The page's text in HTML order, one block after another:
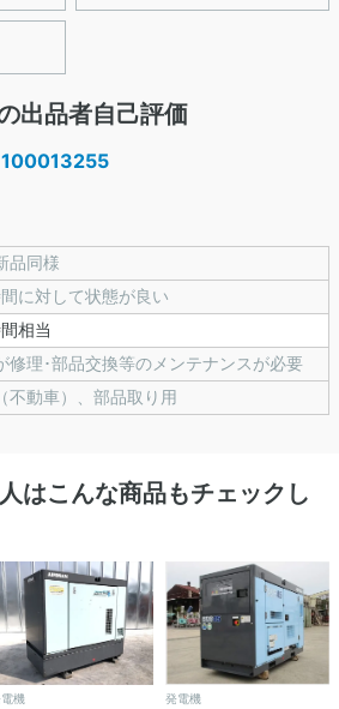
出品者自己評価
100013255
品同様
に対して状態が良い
相当
修理･部品交換等のメンテナンスが必要
不動車）、部品取り用
はこんな商品もチェックし
機 発電機